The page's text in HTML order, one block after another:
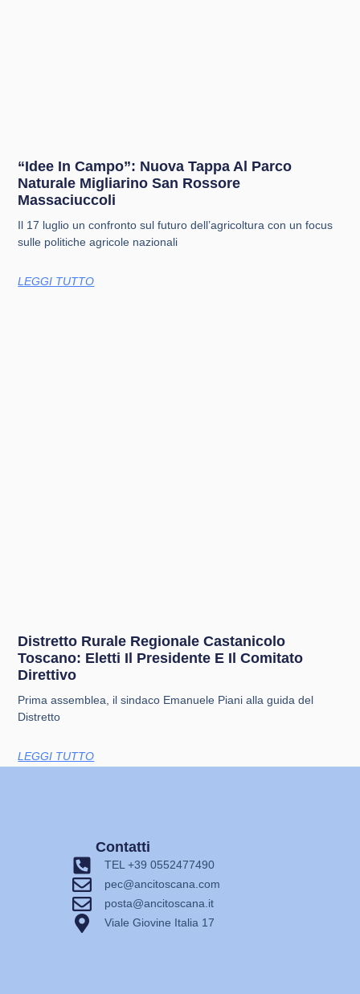
“Idee In Campo”: Nuova Tappa Al Parco
Naturale Migliarino San Rossore
Massaciuccoli
Il 17 luglio un confronto sul futuro dell’agricoltura con un focus
sulle politiche agricole nazionali
LEGGI TUTTO
Distretto Rurale Regionale Castanicolo
Toscano: Eletti Il Presidente E Il Comitato
Direttivo
Prima assemblea, il sindaco Emanuele Piani alla guida del
Distretto
LEGGI TUTTO
Contatti
TEL +39 0552477490
pec@ancitoscana.com
posta@ancitoscana.it
Viale Giovine Italia 17